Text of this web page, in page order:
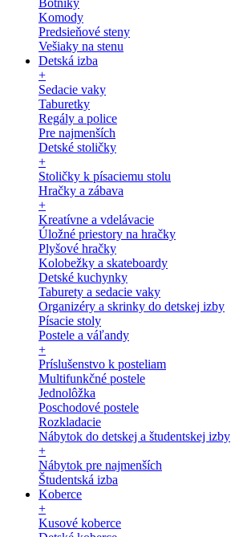
Botníky
Komody
Predsieňové steny
Vešiaky na stenu
Detská izba
+
Sedacie vaky
Taburetky
Regály a police
Pre najmenších
Detské stoličky
+
Stoličky k písaciemu stolu
Hračky a zábava
+
Kreatívne a vdelávacie
Úložné priestory na hračky
Plyšové hračky
Kolobežky a skateboardy
Detské kuchynky
Taburety a sedacie vaky
Organizéry a skrinky do detskej izby
Písacie stoly
Postele a váľandy
+
Príslušenstvo k posteliam
Multifunkčné postele
Jednolôžka
Poschodové postele
Rozkladacie
Nábytok do detskej a študentskej izby
+
Nábytok pre najmenších
Študentská izba
Koberce
+
Kusové koberce